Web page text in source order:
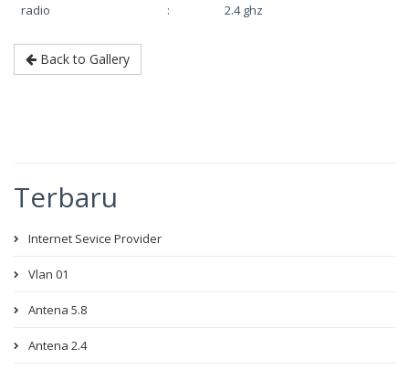
radio : 2.4 ghz
Back to Gallery
Terbaru
Internet Sevice Provider
Vlan 01
Antena 5.8
Antena 2.4